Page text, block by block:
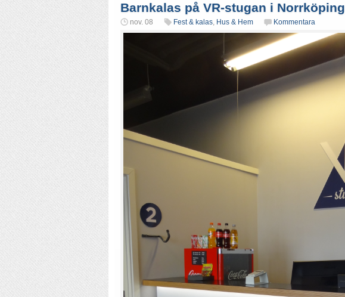
Barnkalas på VR-stugan i Norrköping
nov. 08 Fest & kalas, Hus & Hem Kommentara